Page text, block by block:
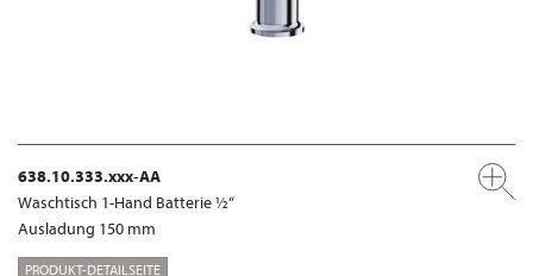
638.10.333.xxx-AA
Waschtisch 1-Hand Batterie ½“
Ausladung 150 mm
PRODUKT-DETAILSEITE